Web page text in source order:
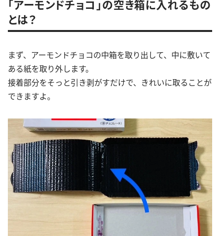
「アーモンドチョコ」の空き箱に入れるもの
とは？
まず、アーモンドチョコの中箱を取り出して、中に敷いて
ある紙を取り外します。
接着部分をそっと引き剥がすだけで、きれいに取ることが
できますよ。